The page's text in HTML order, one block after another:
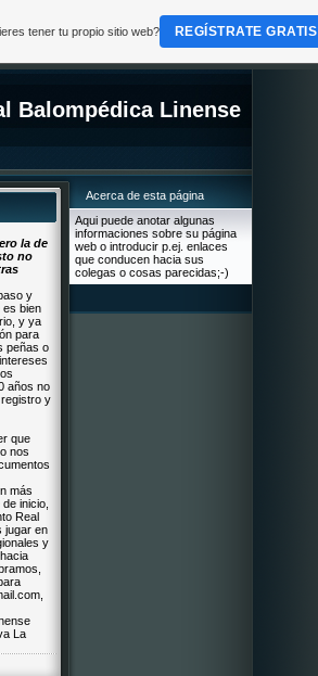
Balompédica Linense
la de
no
y
es bien
y ya
para
peñas o
años no
y
que
nos
más
inicio,
Real
jugar en
y
La
Acerca de esta página
Aqui puede anotar algunas
informaciones sobre su página
web o introducir p.ej. enlaces
que conducen hacia sus
colegas o cosas parecidas;-)
tener tu propio sitio web? REGÍSTRATE GRATIS